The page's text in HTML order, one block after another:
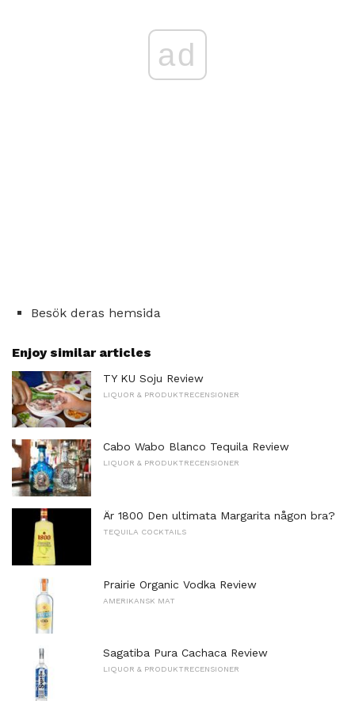
ad
Besök deras hemsida
Enjoy similar articles
TY KU Soju Review
LIQUOR & PRODUKTRECENSIONER
Cabo Wabo Blanco Tequila Review
LIQUOR & PRODUKTRECENSIONER
Är 1800 Den ultimata Margarita någon bra?
TEQUILA COCKTAILS
Prairie Organic Vodka Review
AMERIKANSK MAT
Sagatiba Pura Cachaca Review
LIQUOR & PRODUKTRECENSIONER